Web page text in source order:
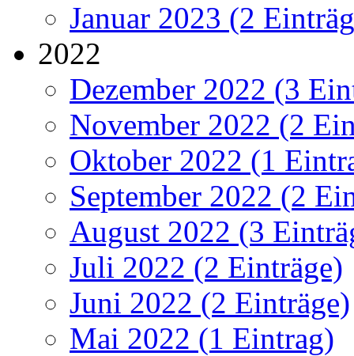
Januar 2023 (2
2022
Dezember 2022 (3
November 2022 (2
Oktober 2022 (1
September 2022 (2
August 2022 (3
Juli 2022 (2 Einträge)
Juni 2022 (2 Einträge)
Mai 2022 (1 Eintrag)